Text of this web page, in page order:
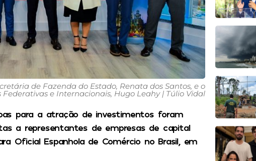
de Fazenda do Estado, Renata dos Santos, e o
Federativas e Internacionais, Hugo Leahy | Túlio Vidal
para a atração de investimentos foram
a representantes de empresas de capital
Oficial Espanhola de Comércio no Brasil, em